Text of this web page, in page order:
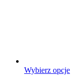
Wybierz opcjeTen